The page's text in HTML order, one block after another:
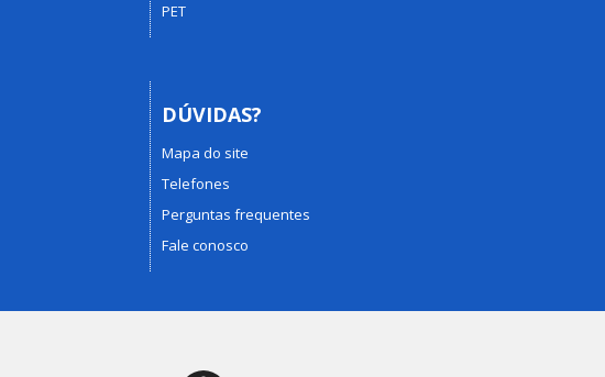
PET
DÚVIDAS?
Mapa do site
Telefones
Perguntas frequentes
Fale conosco